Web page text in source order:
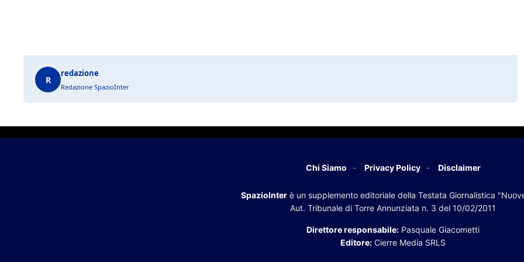
R
redazione
Redazione SpazioInter
Chi Siamo Privacy Policy Disclaimer
SpazioInterè un supplemento editoriale della Testata Giornalistica
Aut. Tribunale di Torre Annunziata n. 3 del 10/02/2011
Direttore responsabile: Pasquale Giacometti
Editore: Cierre Media SRLS